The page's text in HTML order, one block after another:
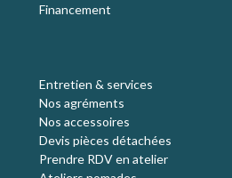
Financement
Entretien & services
Nos agréments
Nos accessoires
Devis pièces détachées
Prendre RDV en atelier